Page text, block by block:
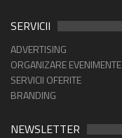
SERVICII
ADVERTISING
ORGANIZARE EVENIMENTE
SERVICII OFERITE
BRANDING
NEWSLETTER